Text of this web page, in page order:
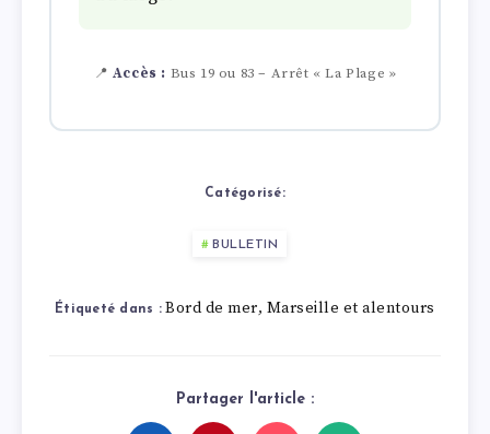
📍 Accès : Bus 19 ou 83 – Arrêt « La Plage »
Catégorisé:
BULLETIN
Étiqueté dans : Bord de mer, Marseille et alentours
Partager l'article :